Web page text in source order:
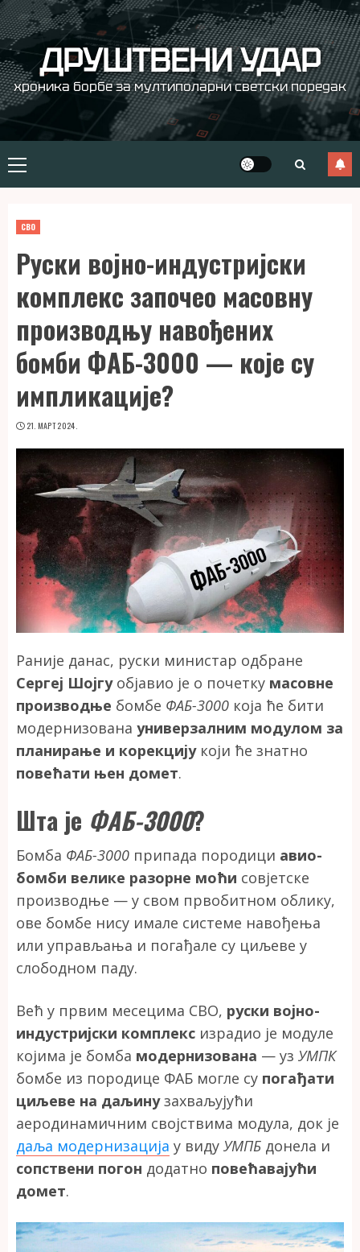
Skip
to
content ДРУШТВЕНИ УДАР
хроника борбе за мултиполарни светски поредак
Primary
Menu
СВО
Руски војно-индустријски
комплекс започео масовну
производњу навођених
бомби ФАБ-3000 — које су
импликације?
21. МАРТ 2024.
Раније данас, руски министар одбране
Сергеј Шојгуобјавио је о почетку масовне
производње бомбе ФАБ-3000 која ће бити
модернизована универзалним модулом за
планирање и корекцијукоји ће знатно
повећати њен домет.
Шта је ФАБ-3000?
Бомба ФАБ-3000 припада породици авио-
бомби велике разорне моћи совјетске
производње — у свом првобитном облику,
ове бомбе нису имале системе навођења
или управљања и погађале су циљеве у
слободном паду.
Већ у првим месецима СВО, руски војно-
индустријски комплекс израдио је модуле
којима је бомба модернизована — уз УМПК
бомбе из породице ФАБ могле су погађати
циљеве на даљинузахваљујући
аеродинамичним својствима модула, док је
даља модернизација у виду УМПБ донела и
сопствени погон додатно повећавајући
домет.